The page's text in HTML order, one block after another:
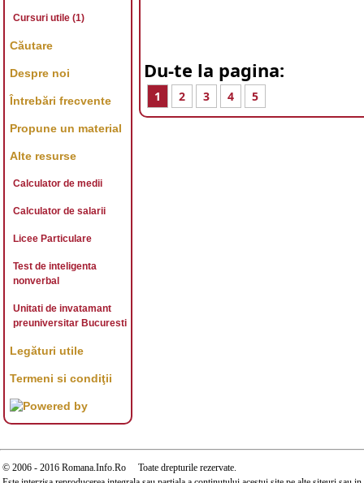
Du-te la pagina:
1 2 3 4 5
Cursuri utile (1)
Căutare
Despre noi
Întrebări frecvente
Propune un material
Alte resurse
Calculator de medii
Calculator de salarii
Licee Particulare
Test de inteligenta
nonverbal
Unitati de invatamant
preuniversitar Bucuresti
Legături utile
Termeni si condiţii
© 2006 - 2016 Romana.Info.Ro Toate drepturile rezervate.